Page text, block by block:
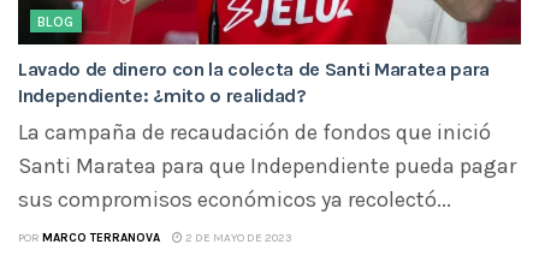
BLOG
Lavado de dinero con la colecta de Santi Maratea para
Independiente: ¿mito o realidad?
La campaña de recaudación de fondos que inició
Santi Maratea para que Independiente pueda pagar
sus compromisos económicos ya recolectó...
POR MARCO TERRANOVA 2 DE MAYO DE 2023